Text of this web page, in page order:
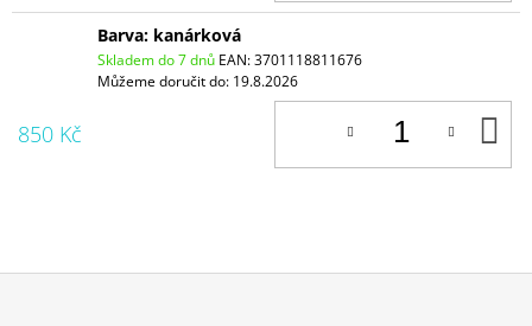
Barva: kanárková
Skladem do 7 dnů EAN:3701118811676
Můžeme doručit do: 19.8.2026
850 Kč